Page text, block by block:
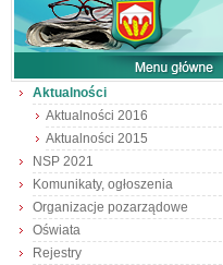
Aktualności
Aktualności 2016
Aktualności 2015
NSP 2021
Komunikaty, ogłoszenia
Organizacje pozarządowe
Oświata
Rejestry